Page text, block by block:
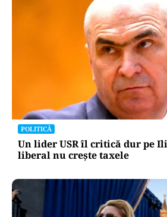
Megayahtul Amadea,
la un oligarh rus, a fost scos
proprietar a scos din conturi
dolari